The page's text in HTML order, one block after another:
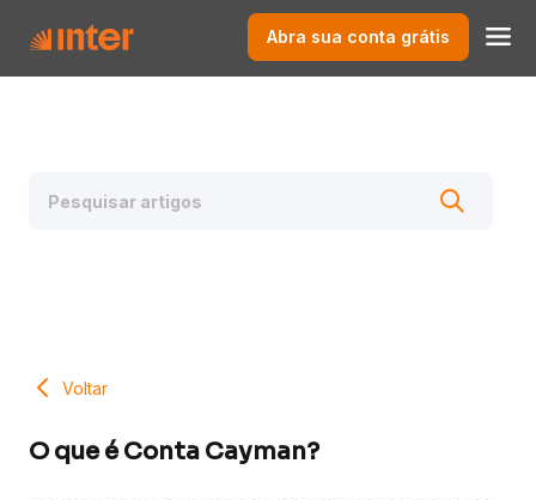
Abra sua conta grátis
Voltar
O que é Conta Cayman?